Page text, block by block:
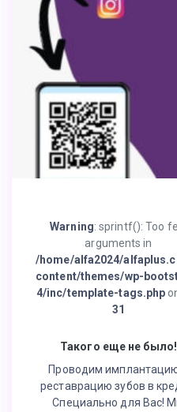
Warning: sprintf(): Too
arguments in
/home/alfa2024/
content/themes/wp-
4/inc/template-tags.php
31
Такого еще не было!
Проводим
реставрацию зубов в
Специально для Вас!